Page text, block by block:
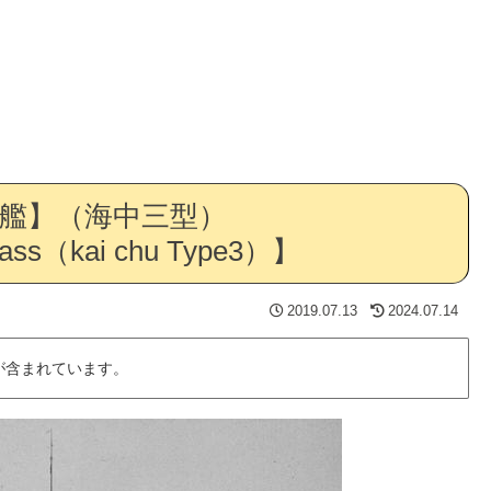
】（海中三型）
（kai chu Type3）】
2019.07.13 2024.07.14
まれています。